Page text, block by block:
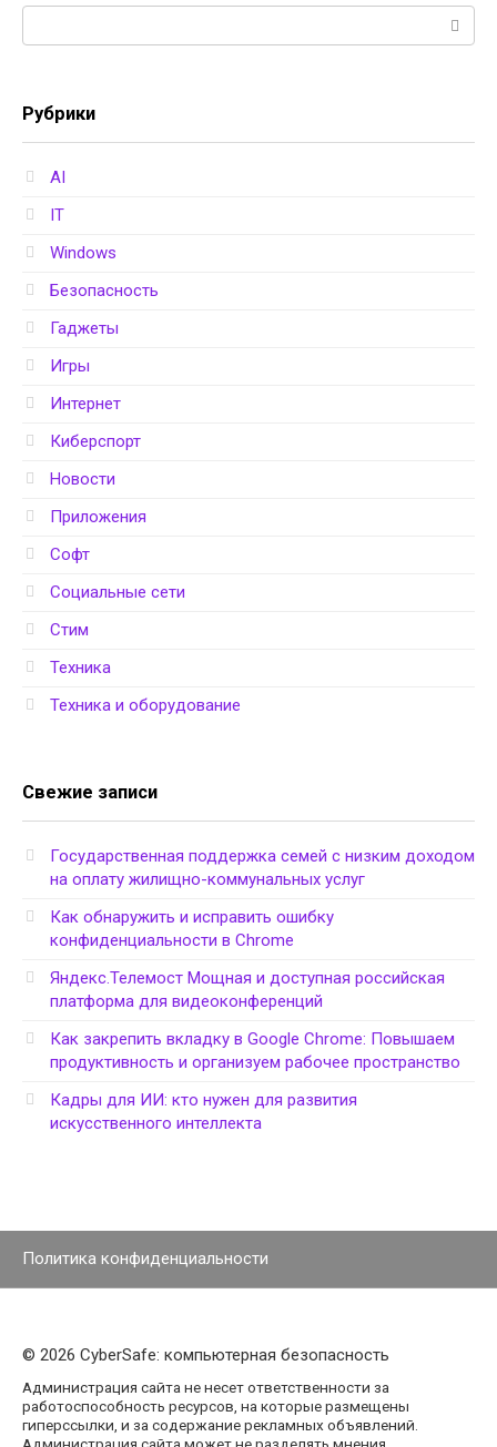
Рубрики
AI
IT
Windows
Безопасность
Гаджеты
Игры
Интернет
Киберспорт
Новости
Приложения
Софт
Социальные сети
Стим
Техника
Техника и оборудование
Свежие записи
Государственная поддержка семей с низким доходом
на оплату жилищно-коммунальных услуг
Как обнаружить и исправить ошибку
конфиденциальности в Chrome
Яндекс.Телемост Мощная и доступная российская
платформа для видеоконференций
Как закрепить вкладку в Google Chrome: Повышаем
продуктивность и организуем рабочее пространство
Кадры для ИИ: кто нужен для развития
искусственного интеллекта
Политика конфиденциальности
© 2026 CyberSafe: компьютерная безопасность
Администрация сайта не несет ответственности за
работоспособность ресурсов, на которые размещены
гиперссылки, и за содержание рекламных объявлений.